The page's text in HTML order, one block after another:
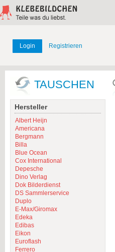
Login Registrieren
TAUSCHEN
Hersteller
Albert Heijn
Americana
Bergmann
Billa
Blue Ocean
Cox International
Depesche
Dino Verlag
Dok Bilderdienst
DS Sammlerservice
Duplo
E-Max/Giromax
Edeka
Edibas
Eikon
Euroflash
Ferrero